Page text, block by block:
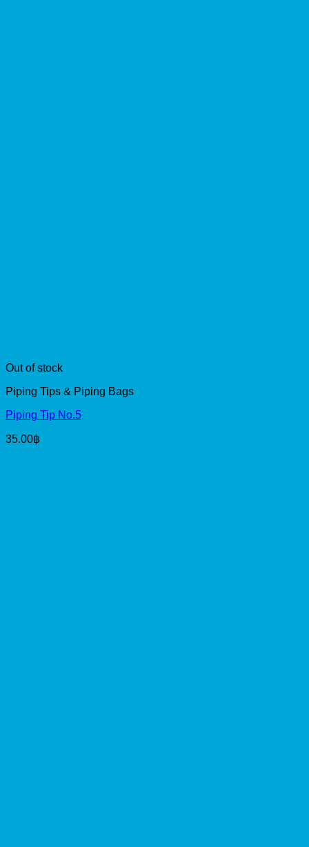
Out of stock
Piping Tips & Piping Bags
Piping Tip No.5
35.00฿